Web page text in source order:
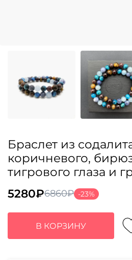
Браслет из
коричневого,
тигрового глаза и
6860₽
Первоначальная
цена
составляла
6860₽.
5280₽
Текущая
цена:
5280₽.
-23%
В КОРЗИНУ